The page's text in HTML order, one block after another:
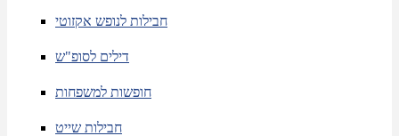
חבילות לנופש אקזוטי
דילים לסופ"ש
חופשות למשפחות
חבילות שייט